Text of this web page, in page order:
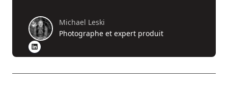
Michael Leski
Photographe et expert produit